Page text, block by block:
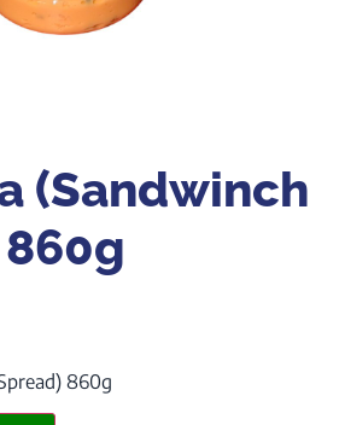
(Sandwinch
860g